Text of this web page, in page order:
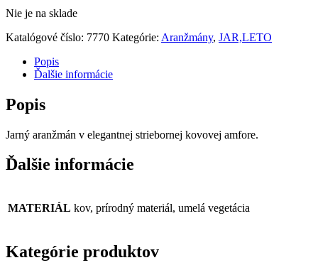
Nie je na sklade
Katalógové číslo: 7770 Kategórie: Aranžmány, JAR,LETO
Popis
Ďalšie informácie
Popis
Jarný aranžmán v elegantnej striebornej kovovej amfore.
Ďalšie informácie
MATERIÁL kov, prírodný materiál, umelá vegetácia
Kategórie produktov